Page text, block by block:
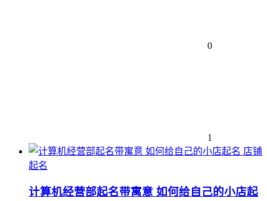
0
1
店铺
起名
计算机经营部起名带寓意 如何给自己的小店起